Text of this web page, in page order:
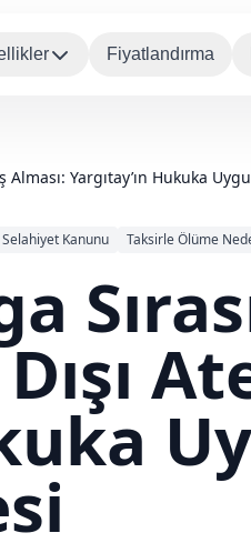
Fiyatlandırma
Alması: Yargıtay’ın Hukuka
Kanunu Taksirle Ölüme